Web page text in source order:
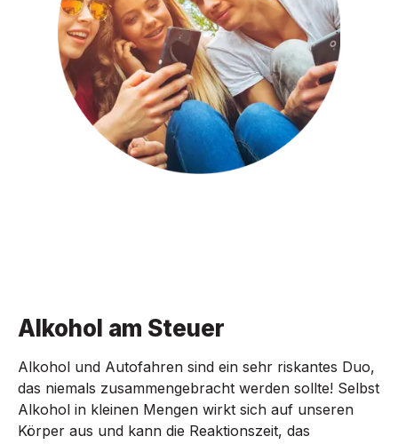
Alkohol am Steuer
Alkohol und Autofahren sind ein sehr riskantes Duo,
das niemals zusammengebracht werden sollte! Selbst
Alkohol in kleinen Mengen wirkt sich auf unseren
Körper aus und kann die Reaktionszeit, das